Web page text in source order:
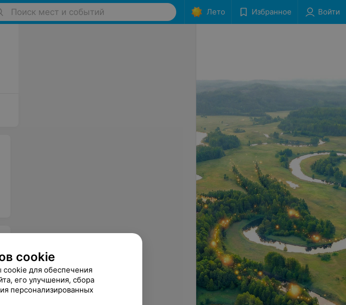
Поиск мест и событий Лето Избранное Войти
cookie
cookie для обеспечения
его улучшения, сбора
персонализированных